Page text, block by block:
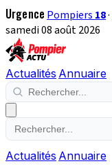
Urgence Pompiers 18·
samedi 08 août 2026
Actualités Annuaire
Actualités Annuaire